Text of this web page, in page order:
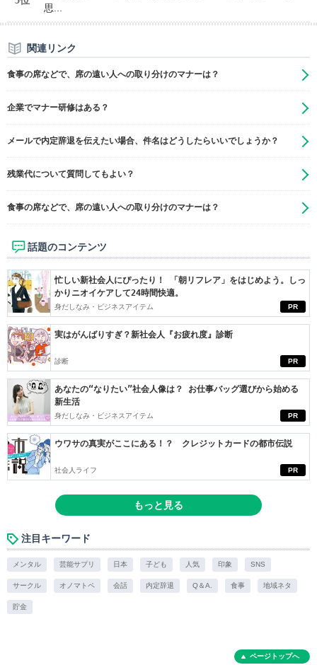
思...
関連リンク
食事の席などで、席の遠い人への取り分けのマナーは？
企業でマナー研修はある？
メールで内定辞退を伝えたい場合、件名はどうしたらいいでしょうか？
残業代について質問してもよい？
食事の席などで、席の遠い人への取り分けのマナーは？
話題のコンテンツ
PR
忙しい新社会人にぴったり！ 「朝リフレア」をはじめよう。しっ
かりニオイケアして24時間快適。
身だしなみ・ビジネスアイテム
PR
実はがんばりすぎ？新社会人『お疲れ度』診断
診断
PR
あなたの“なりたい”社会人像は？ お仕事バッグ選びから始める
新生活
身だしなみ・ビジネスアイテム
PR
ウワサの真実がここにある！？ クレジットカードの都市伝説
社会人ライフ
もっと見る
注目キーワード
メンタル 芸能サプリ 日本 子ども 人気 印象 SNS
サークル オノマトペ 会話 内定辞退 Q＆A. 食事 地域ネタ
貯金
ページトップへ